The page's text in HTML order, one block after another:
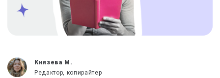
Князева М.
Редактор, копирайтер